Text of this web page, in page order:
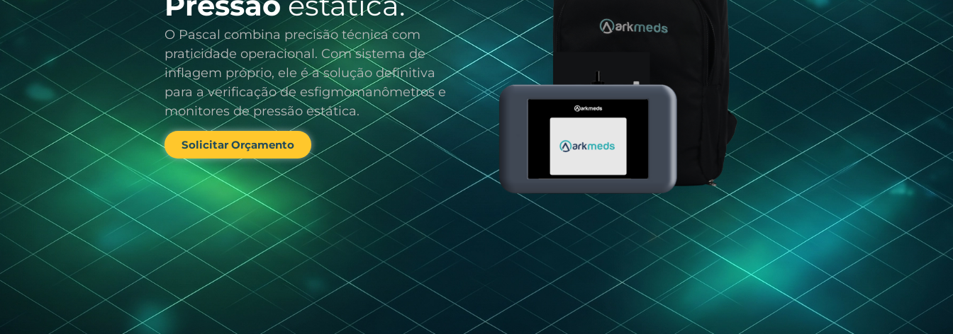
O Pascal combina precisão técnica com
praticidade operacional. Com sistema de
inflagem próprio, ele é a solução definitiva
para a verificação de esfigmomanômetros e
monitores de pressão estática.
Solicitar Orçamento